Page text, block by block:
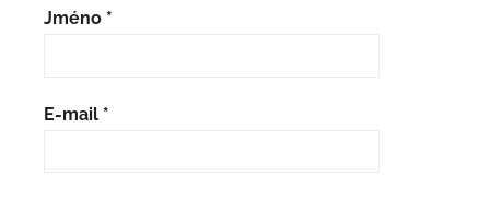
Jméno *
E-mail *